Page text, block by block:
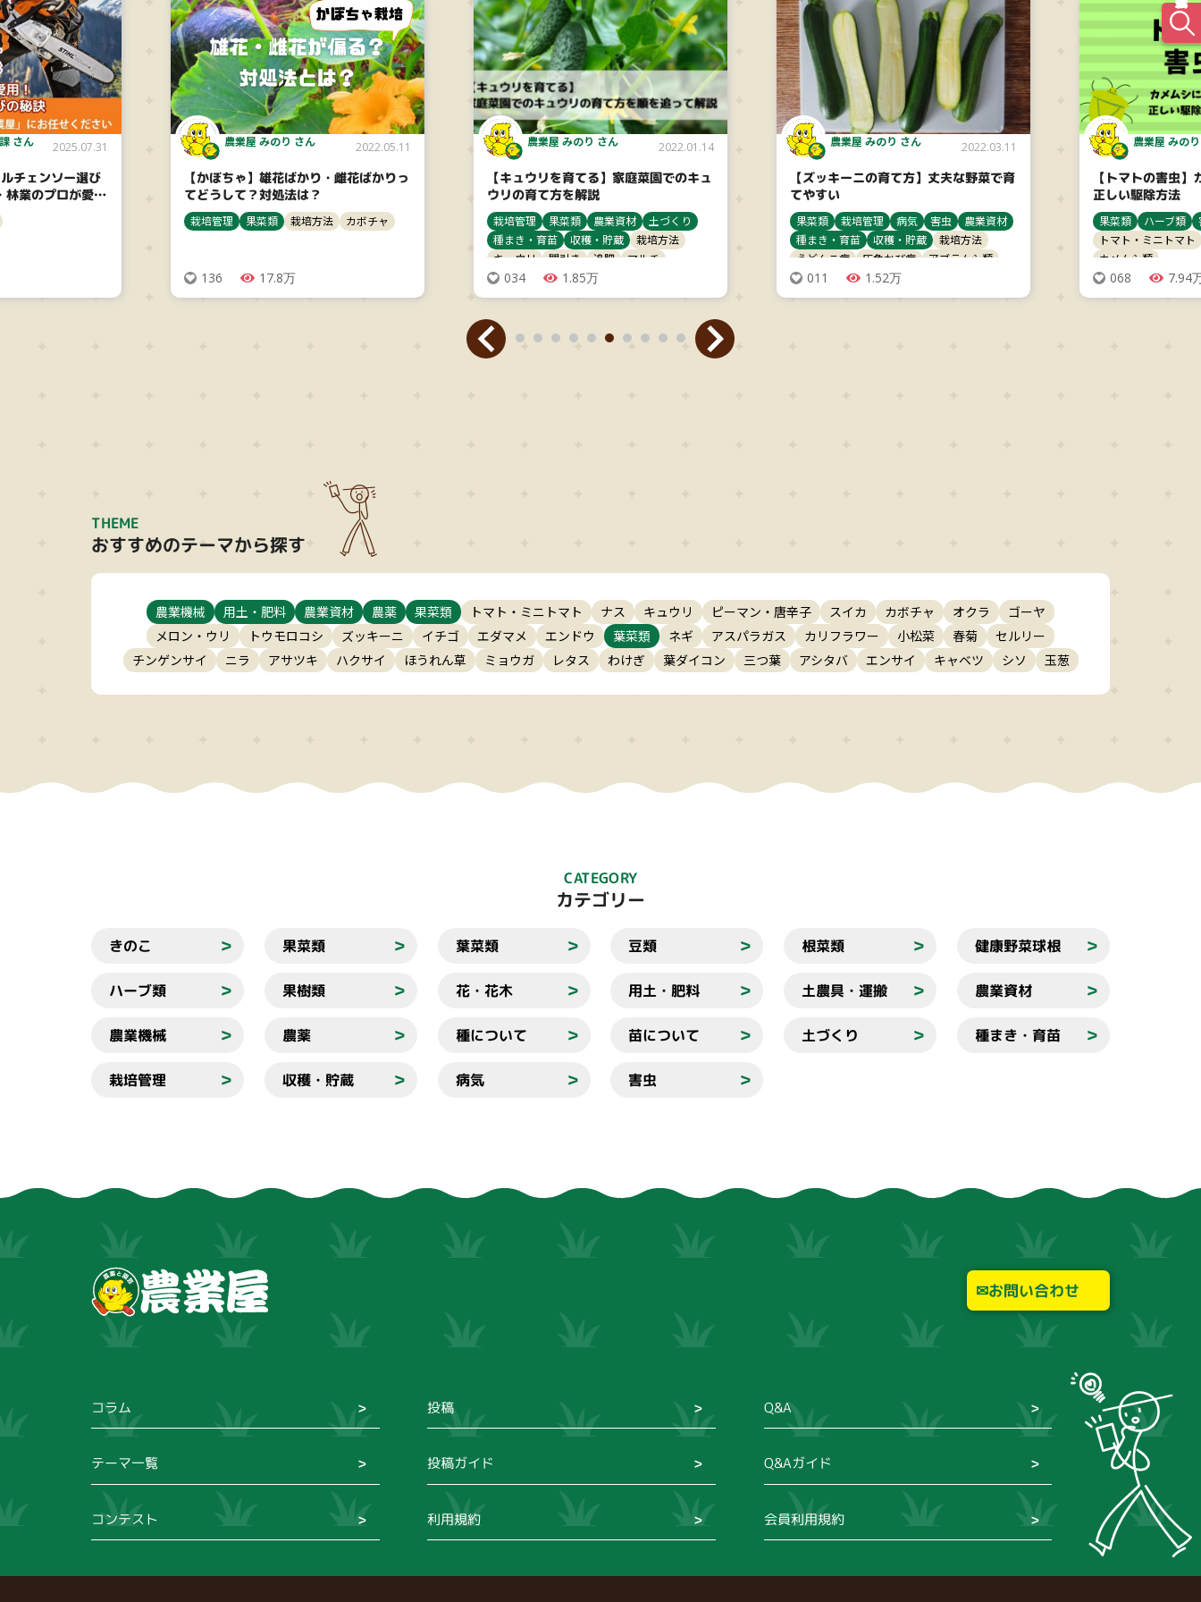
タイプ
大テーマ
リセット
さん 2025.07.31
チェンソー選び
林業のプロが愛
びの秘訣
農業屋 みのり さん 2022.05.11
【かぼちゃ】雄花ばかり・雌花ばかりっ
てどうして？対処法は？
栽培管理 果菜類 栽培方法 カボチャ
136 17.8万
農業屋 みのり さん 2022.01.14
【キュウリを育てる】家庭菜園でのキュ
ウリの育て方を解説
栽培管理 果菜類 農業資材
土づくり
種まき・育苗
収穫・貯蔵
栽培方法
キュウリ
間引き 追肥 マルチ
034 1.85万
農業屋 みのり さん 2022.03.11
【ズッキーニの育て方】丈夫な野菜で育
てやすい
果菜類 栽培管理 病気 害虫
農業資材
種まき・育苗
収穫・貯蔵
栽培方法
うどんこ病
灰色かび病
アブラムシ類
追肥
ハムシ類 ズッキーニ
011 1.52万
農業屋 みの
【トマトの害虫
正しい駆除方法
果菜類 ハーブ類
トマト・ミニトマト
カメムシ類
068 7.94
THEME
おすすめのテーマから探す
農業機械 用土・肥料 農業資材 農薬 果菜類 トマト・ミニトマト ナス キュウリ ピーマン・唐辛子 スイカ カボチャ オクラ
ゴーヤ
メロン・ウリ
トウモロコシ ズッキーニ イチゴ エダマメ エンドウ 葉菜類 ネギ アスパラガス カリフラワー 小松菜 春菊
セルリー
チンゲンサイ
ニラ アサツキ ハクサイ ほうれん草 ミョウガ レタス わけぎ 葉ダイコン 三つ葉 アシタバ エンサイ キャベツ シソ 玉葱
CATEGORY
カテゴリー
きのこ ＞ 果菜類 ＞ 葉菜類 ＞ 豆類 ＞ 根菜類 ＞ 健康野菜球根 ＞
ハーブ類 ＞ 果樹類 ＞ 花・花木 ＞ 用土・肥料 ＞ 土農具・運搬 ＞ 農業資材 ＞
農業機械 ＞ 農薬 ＞ 種について ＞ 苗について ＞ 土づくり ＞ 種まき・育苗 ＞
栽培管理 ＞ 収穫・貯蔵 ＞ 病気 ＞ 害虫 ＞
お問い合わせ
コラム 投稿 Q&A
テーマ一覧 投稿ガイド Q&Aガイド
コンテスト 利用規約 会員利用規約